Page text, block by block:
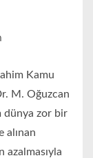
Kamu
M. Oğuzcan
dünya zor bir
alınan